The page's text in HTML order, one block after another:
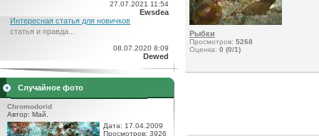
27.07.2021 11:54
Ewsdea
Интересная статья для новичков
статья и правда...
08.07.2020 8:09
Dewed
Случайное фото
Chromodorid
Автор: Май.
Дата: 17.04.2009
Просмотров: 3926
Рыбки
Просмотров: 5268
Оценка: 0 (0/1)